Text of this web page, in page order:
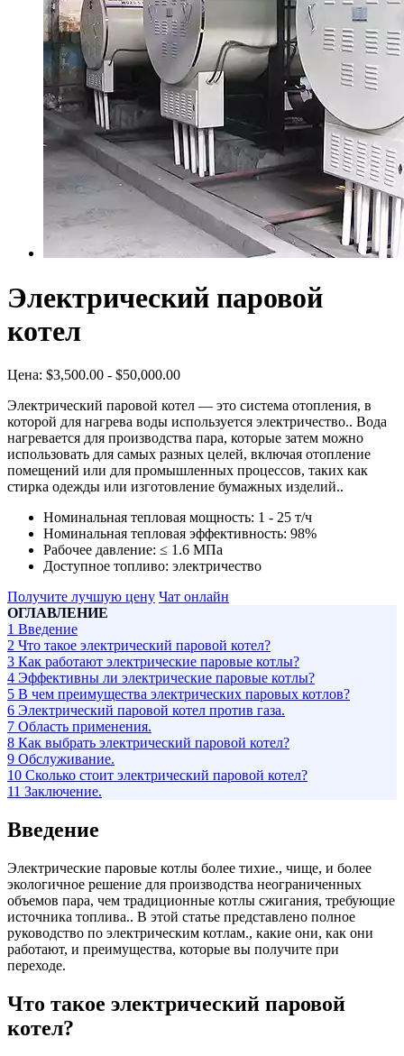
Электрический паровой
котел
Цена: $3,500.00 - $50,000.00
Электрический паровой котел — это система отопления, в
которой для нагрева воды используется электричество.. Вода
нагревается для производства пара, которые затем можно
использовать для самых разных целей, включая отопление
помещений или для промышленных процессов, таких как
стирка одежды или изготовление бумажных изделий..
Номинальная тепловая мощность: 1 - 25 т/ч
Номинальная тепловая эффективность: 98%
Рабочее давление: ≤ 1.6 МПа
Доступное топливо: электричество
Получите лучшую цену Чат онлайн
ОГЛАВЛЕНИЕ
1 Введение
2 Что такое электрический паровой котел?
3 Как работают электрические паровые котлы?
4 Эффективны ли электрические паровые котлы?
5 В чем преимущества электрических паровых котлов?
6 Электрический паровой котел против газа.
7 Область применения.
8 Как выбрать электрический паровой котел?
9 Обслуживание.
10 Сколько стоит электрический паровой котел?
11 Заключение.
Введение
Электрические паровые котлы более тихие., чище, и более
экологичное решение для производства неограниченных
объемов пара, чем традиционные котлы сжигания, требующие
источника топлива.. В этой статье представлено полное
руководство по электрическим котлам., какие они, как они
работают, и преимущества, которые вы получите при
переходе.
Что такое электрический паровой
котел?